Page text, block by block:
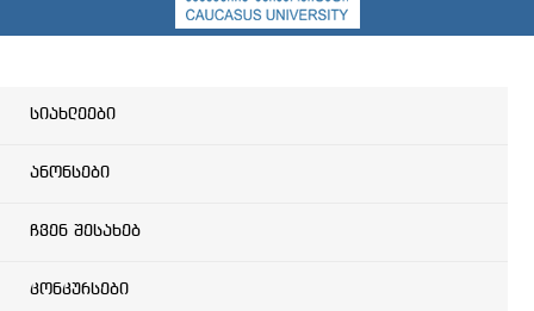
სიახლეები
ანონსები
ჩვენ შესახებ
კონკურსები